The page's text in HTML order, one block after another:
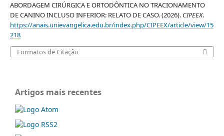
ABORDAGEM CIRÚRGICA E ORTODÔNTICA NO TRACIONAMENTO
DE CANINO INCLUSO INFERIOR: RELATO DE CASO. (2026). CIPEEX.
https://anais.unievangelica.edu.br/index.php/CIPEEX/article/view/15
218
Formatos de Citação
Artigos mais recentes